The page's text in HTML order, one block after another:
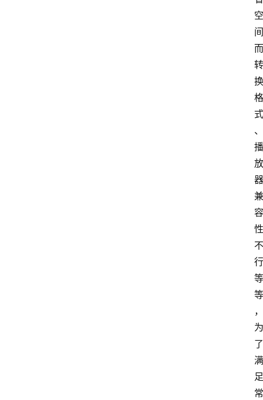
空
间
而
转
换
格
式
、
播
放
器
兼
容
性
不
行
等
等
，
为
了
满
足
常